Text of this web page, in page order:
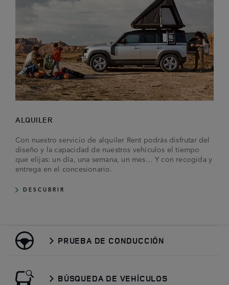
ALQUILER
Con nuestro servicio de alquiler Rent podrás disfrutar del
diseño y la capacidad de nuestros vehículos el tiempo
que elijas: un día, una semana, un mes… Y con recogida y
entrega en el concesionario.
DESCUBRIR
PRUEBA DE CONDUCCIÓN
BÚSQUEDA DE VEHÍCULOS